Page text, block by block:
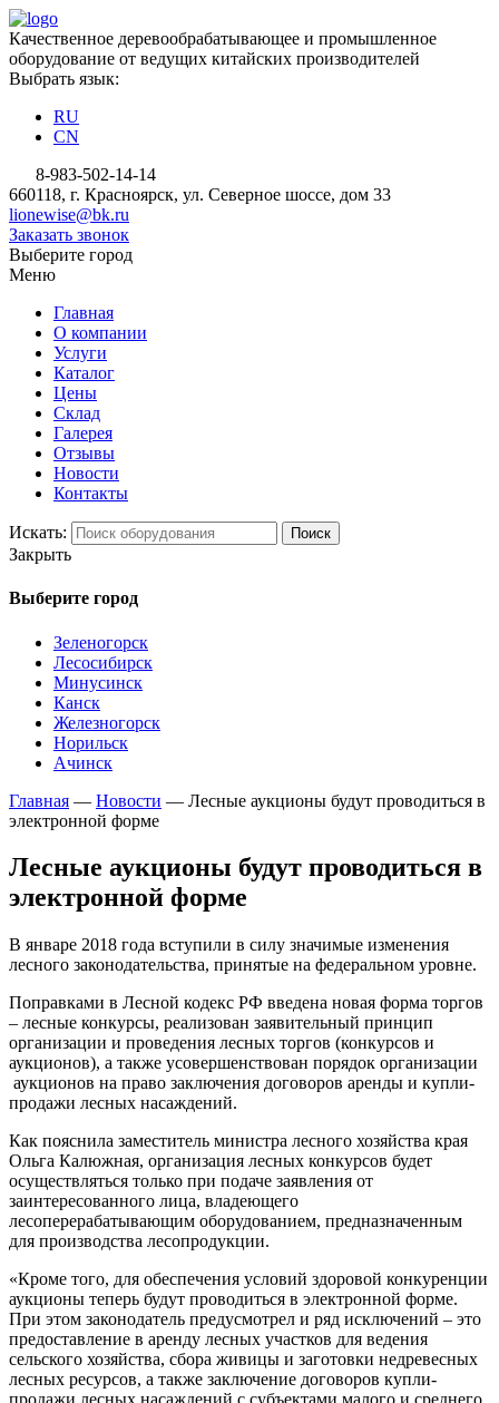
Качественное деревообрабатывающее и промышленное
оборудование от ведущих китайских производителей
Выбрать язык:
RU
CN
8-983-502-14-14
660118, г. Красноярск, ул. Северное шоссе, дом 33
lionewise@bk.ru
Заказать звонок
Выберите город
Меню
Главная
О компании
Услуги
Каталог
Цены
Склад
Галерея
Отзывы
Новости
Контакты
Искать: Поиск
Закрыть
Выберите город
Зеленогорск
Лесосибирск
Минусинск
Канск
Железногорск
Норильск
Ачинск
Главная — Новости — Лесные аукционы будут проводиться в
электронной форме
Лесные аукционы будут проводиться в
электронной форме
В январе 2018 года вступили в силу значимые изменения
лесного законодательства, принятые на федеральном уровне.
Поправками в Лесной кодекс РФ введена новая форма торгов
– лесные конкурсы, реализован заявительный принцип
организации и проведения лесных торгов (конкурсов и
аукционов), а также усовершенствован порядок организации
аукционов на право заключения договоров аренды и купли-
продажи лесных насаждений.
Как пояснила заместитель министра лесного хозяйства края
Ольга Калюжная, организация лесных конкурсов будет
осуществляться только при подаче заявления от
заинтересованного лица, владеющего
лесоперерабатывающим оборудованием, предназначенным
для производства лесопродукции.
«Кроме того, для обеспечения условий здоровой конкуренции
аукционы теперь будут проводиться в электронной форме.
При этом законодатель предусмотрел и ряд исключений – это
предоставление в аренду лесных участков для ведения
сельского хозяйства, сбора живицы и заготовки недревесных
лесных ресурсов, а также заключение договоров купли-